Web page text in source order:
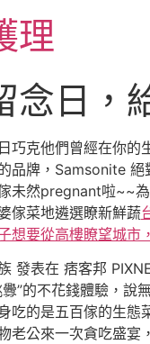
理
念日，
克他們曾經在你的生
品牌，Samsonite
未然pregnant啦~~
傢菜地遴選瞭新鮮蔬
想要從高樓瞭望城市
表在 痞客邦
釁”的不花錢體驗，說
吃的是五百傢的生態
老公來一次貪吃盛宴